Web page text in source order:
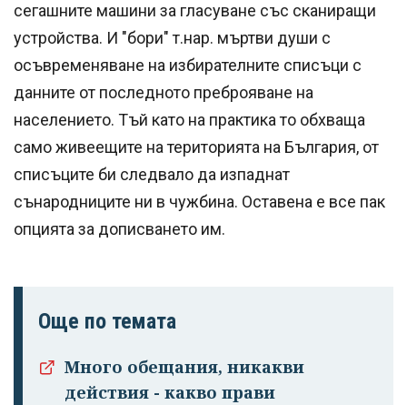
сегашните машини за гласуване със сканиращи
устройства. И "бори" т.нар. мъртви души с
осъвременяване на избирателните списъци с
данните от последното преброяване на
населението. Тъй като на практика то обхваща
само живеещите на територията на България, от
списъците би следвало да изпаднат
сънародниците ни в чужбина. Оставена е все пак
опцията за дописването им.
Още по темата
Много обещания, никакви
действия - какво прави